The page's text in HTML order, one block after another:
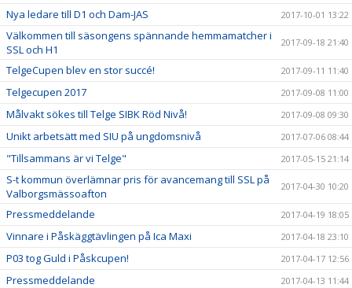
Nya ledare till D1 och Dam-JAS 2017-10-01 13:22
Välkommen till säsongens spännande hemmamatcher i
SSL och H1
2017-09-18 21:40
TelgeCupen blev en stor succé! 2017-09-11 11:40
Telgecupen 2017 2017-09-08 11:00
Målvakt sökes till Telge SIBK Röd Nivå! 2017-09-08 09:30
Unikt arbetsätt med SIU på ungdomsnivå 2017-07-06 08:44
"Tillsammans är vi Telge" 2017-05-15 21:14
S-t kommun överlämnar pris för avancemang till SSL på
Valborgsmässoafton
2017-04-30 10:20
Pressmeddelande 2017-04-19 18:05
Vinnare i Påskäggtävlingen på Ica Maxi 2017-04-18 23:10
P03 tog Guld i Påskcupen! 2017-04-17 12:56
Pressmeddelande 2017-04-13 11:44